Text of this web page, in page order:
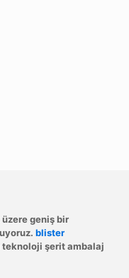
geniş bir
blister
şerit ambalaj